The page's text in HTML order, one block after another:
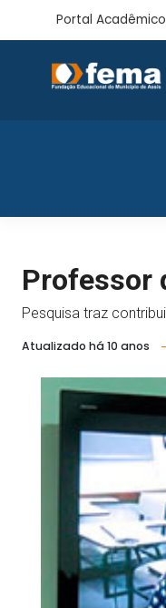
Portal Acadêmico
Professor
Pesquisa traz
Atualizado há 10 anos